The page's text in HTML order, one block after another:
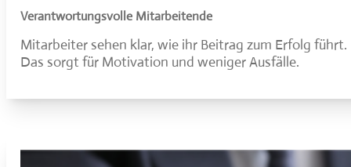
Verantwortungsvolle Mitarbeitende
Mitarbeiter sehen klar, wie ihr Beitrag zum Erfolg
Das sorgt für Motivation und weniger Ausfälle.